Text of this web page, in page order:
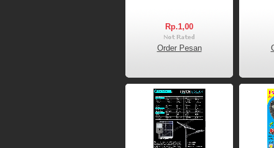
Rp.1,00
Order Pesan